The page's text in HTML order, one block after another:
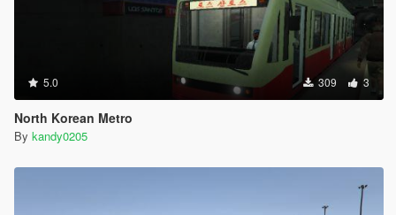
5.0 309 3
North Korean Metro
By kandy0205